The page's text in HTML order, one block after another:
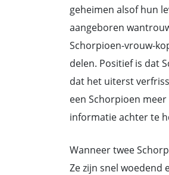
geheimen alsof hun
aangeboren
Schorpioen-vrouw-
delen. Positief is dat
dat het uiterst
een Schorpioen
informatie achter te
Wanneer twee
Ze zijn snel woedend